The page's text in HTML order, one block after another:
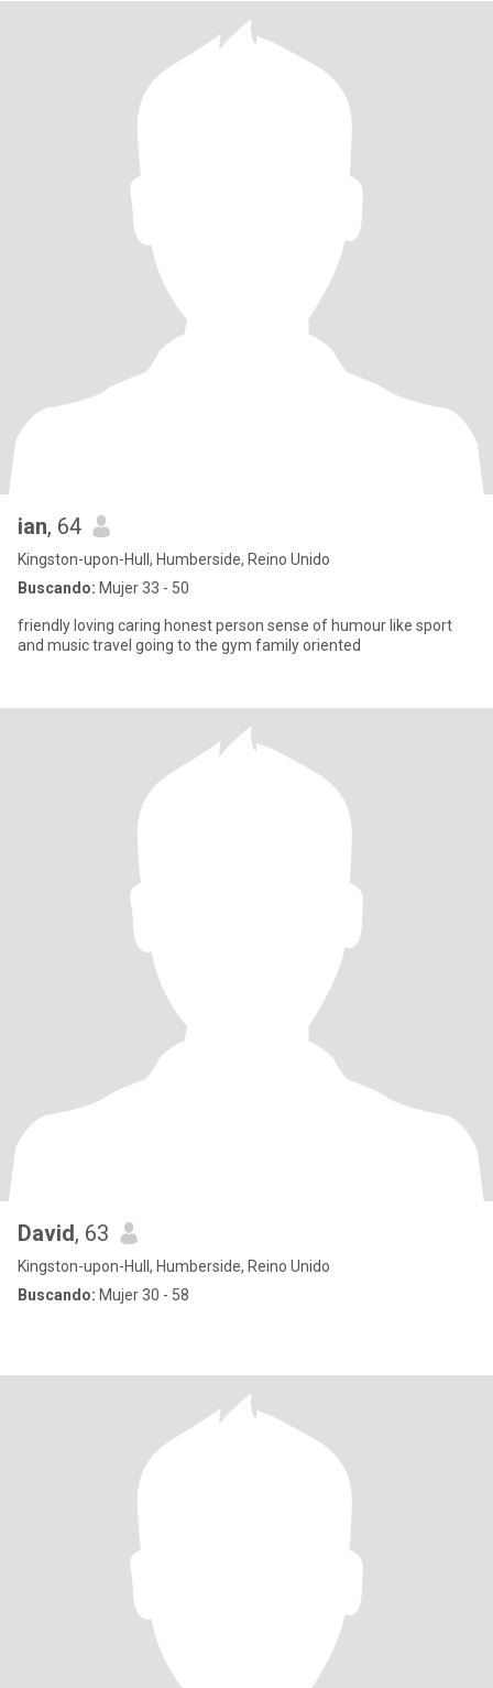
ian, 64
Kingston-upon-Hull, Humberside, Reino Unido
Buscando: Mujer 33 - 50
friendly loving caring honest person sense of humour like sport
and music travel going to the gym family oriented
David, 63
Kingston-upon-Hull, Humberside, Reino Unido
Buscando: Mujer 30 - 58